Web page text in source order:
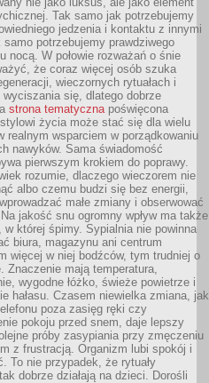
Tak samo jak potrzebujemy
jedzenia i kontaktu z innymi
samo potrzebujemy prawdziwego
nocą. W połowie rozważań o śnie
że coraz więcej osób szuka
wieczornych rytuałach i
wyciszania się, dlatego dobrze
strona tematycznapoświęcona
życia może stać się dla wielu
realnym wsparciem w porządkowaniu
nawyków. Sama świadomość
pierwszym krokiem do poprawy.
rozumie, dlaczego wieczorem nie
albo czemu budzi się bez energii,
małe zmiany i obserwować
jakość snu ogromny wpływ ma także
w której śpimy. Sypialnia nie powinna
biura, magazynu ani centrum
więcej w niej bodźców, tym trudniej o
Znaczenie mają temperatura,
wygodne łóżko, świeże powietrze i
hałasu. Czasem niewielka zmiana, jak
poza zasięg ręki czy
pokoju przed snem, daje lepszy
próby zasypiania przy zmęczeniu
z frustracją. Organizm lubi spokój i
To nie przypadek, że rytuały
dobrze działają na dzieci. Dorośli